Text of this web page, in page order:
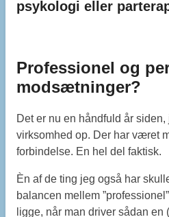
psykologi eller
Professionel og
modsætninger?
Det er nu en håndfuld år
virksomhed op. Der har været
forbindelse. En hel del faktisk.
Èn af de ting jeg også har
balancen mellem
ligge, når man driver sådan